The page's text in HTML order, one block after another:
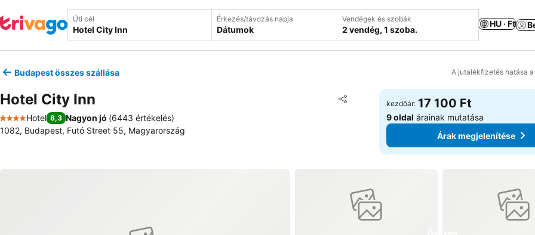
Úti cél Érkezés/távozás napja
Dátumok
Vendégek és szobák
2 vendég, 1 szoba.
HU · Ft
Budapest összes szállása A jutalékfizetés hatása
Hotel City Inn Megosztás
Hozzáadás a kedvencekhez
4 Kategória
Hotel 8,3 Nagyon jó (6443 értékelés)
1082, Budapest, Futó Street 55, Magyarország
kezdőár: 17 100 Ft
9 oldal árainak mutatása
Árak megjelenítése